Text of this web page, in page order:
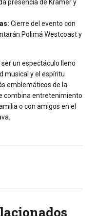
presencia de Kramer y
Cierre del evento con
Polimá Westcoast y
un espectáculo lleno
musical y el espíritu
emblemáticos de la
combina entretenimiento
o con amigos en el